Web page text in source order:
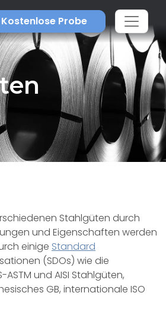
Kostenlose Probe
Stahlgüten durch
und Eigenschaften werden
einige Standard
(SDOs) wie die
ASTM und AISI Stahlgüten,
GB, internationale ISO